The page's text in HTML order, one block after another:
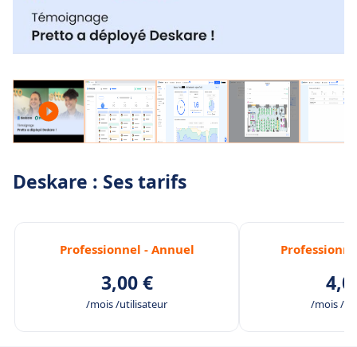
Deskare : Ses tarifs
Professionnel - Annuel
3,00 €
/mois /utilisateur /mois /